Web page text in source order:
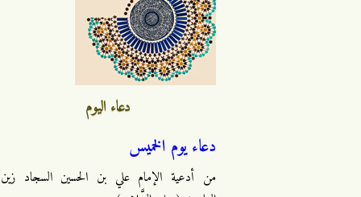
دعاء اليوم
دعاء يوم الخميس
من أدعية الإمام علي بن الحسين السجاد زين